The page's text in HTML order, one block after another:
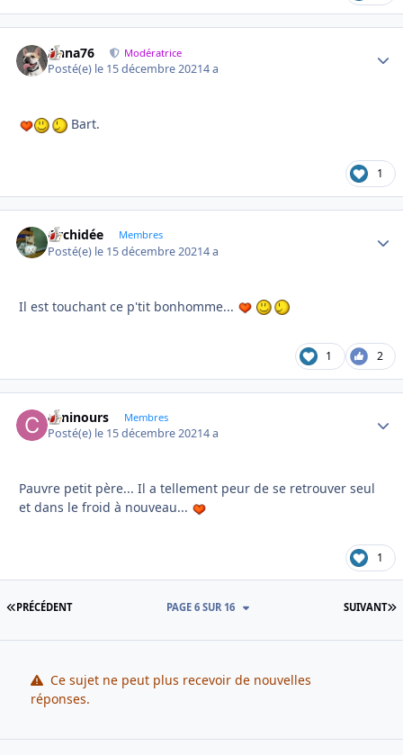
Anna76 Modératrice
Posté(e) le 15 décembre 20214 a
Bart.
1
Orchidée Membres
Posté(e) le 15 décembre 20214 a
Il est touchant ce p'tit bonhomme...
1 2
caninours Membres
Posté(e) le 15 décembre 20214 a
Pauvre petit père... Il a tellement peur de se retrouver seul
et dans le froid à nouveau...
1
PREMIÈRE PAGE
PRÉCÉDENT SUIVANT
PAGE 6 SUR 16
Ce sujet ne peut plus recevoir de nouvelles
réponses.